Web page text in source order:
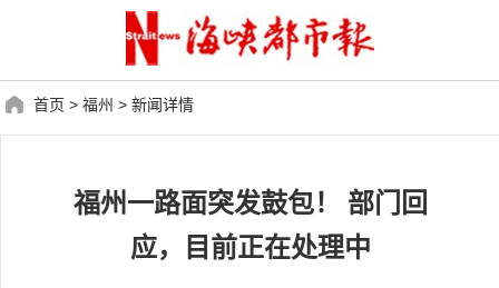
首页 > 福州 > 新闻详情
福州一路面突发鼓包！ 部门回
应，目前正在处理中